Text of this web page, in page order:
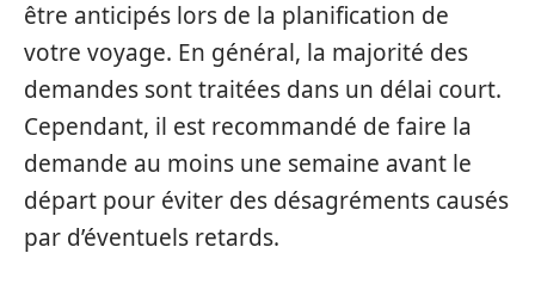
être anticipés lors de la planification de
votre voyage. En général, la majorité des
demandes sont traitées dans un délai court.
Cependant, il est recommandé de faire la
demande au moins une semaine avant le
départ pour éviter des désagréments causés
par d’éventuels retards.